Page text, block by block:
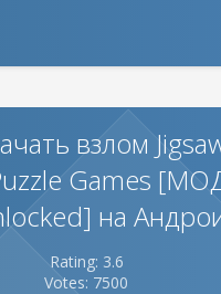
взлом
Games
на
Rating: 3.6
Votes: 7500